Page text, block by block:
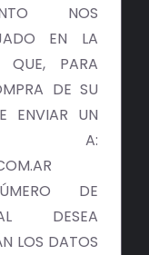
MEDIODICHO
ACTUALIDAD
NOS
EN LA
PARA
DE SU
ENVIAR UN
A:
DE
DESEA
LOS DATOS